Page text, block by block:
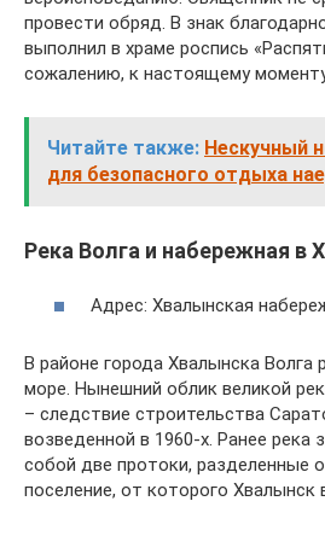
провести обряд. В знак
выполнил в храме роспись
сожалению, к настоящему
Читайте также: Нескучный
для безопасного отдыха
Река Волга и набережная в
Адрес: Хвалынская
В районе города Хвалынска Волга
море. Нынешний облик великой
– следствие строительства
возведенной в 1960-х. Ранее река
собой две протоки, разделенные
поселение, от которого